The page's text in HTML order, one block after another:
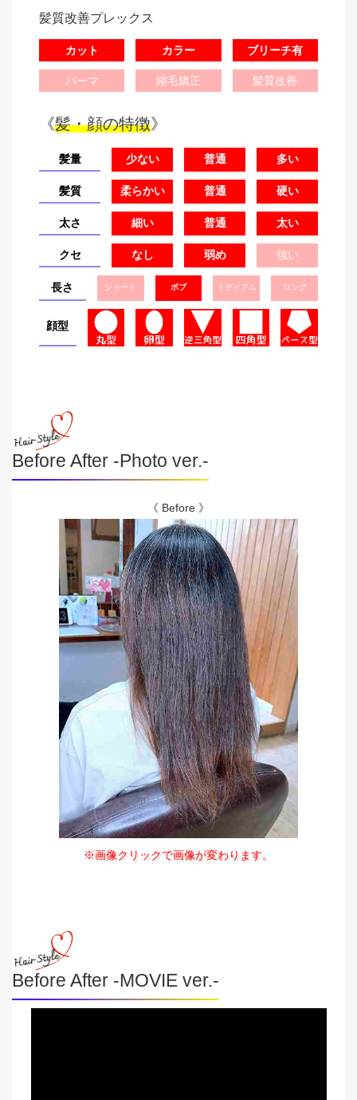
髪質改善プレックス
カット カラー ブリーチ有
パーマ 縮毛矯正 髪質改善
《髪・顔の特徴》
髪量 少ない 普通 多い
髪質 柔らかい 普通 硬い
太さ 細い 普通 太い
クセ なし 弱め 強い
長さ ショート ボブ ミディアム ロング
顔型
Before After -Photo ver.-
《 Before 》
※画像クリックで画像が変わります。
Before After -MOVIE ver.-